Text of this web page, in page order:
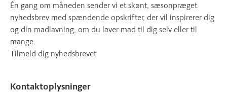
Én gang om måneden sender vi et skønt, sæsonpræget
nyhedsbrev med spændende opskrifter, der vil inspirerer dig
og din madlavning, om du laver mad til dig selv eller til
mange.
Tilmeld dig nyhedsbrevet
Kontaktoplysninger